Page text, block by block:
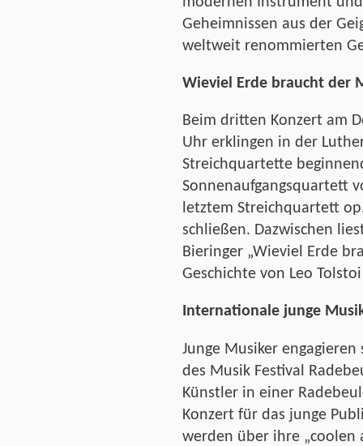
Geheimnissen aus der
weltweit renommierten
Wieviel Erde braucht der
Beim dritten Konzert am
Uhr erklingen in der
Streichquartette
Sonnenaufgangsquartett
letztem Streichquartett
schließen. Dazwischen
Bieringer „Wieviel Erde
Geschichte von Leo
Internationale junge
Junge Musiker
des Musik Festival
Künstler in einer
Konzert für das junge
werden über ihre „coolen